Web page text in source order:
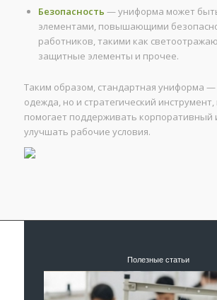
Безопасность — униформа может
элементами, повышающими
работников, такими как
защитные элементы и прочее.
Таким образом, стандартная униформа —
одежда, но и стратегический
помогает поддерживать корпоративный
улучшать рабочие условия.
Полезные статьи